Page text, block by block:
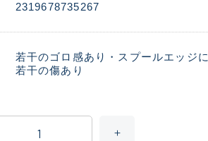
2319678735267
若干のゴロ感あり・スプールエッジに
若干の傷あり